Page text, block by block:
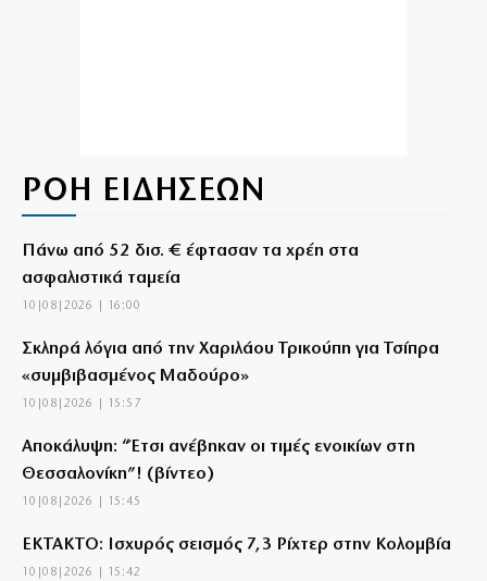
ΡΟΗ ΕΙΔΗΣΕΩΝ
Πάνω από 52 δισ. € έφτασαν τα χρέη στα
ασφαλιστικά ταμεία
10|08|2026 | 16:00
Σκληρά λόγια από την Χαριλάου Τρικούπη για Τσίπρα
«συμβιβασμένος Μαδούρο»
10|08|2026 | 15:57
Αποκάλυψη: “Έτσι ανέβηκαν οι τιμές ενοικίων στη
Θεσσαλονίκη”! (βίντεο)
10|08|2026 | 15:45
ΕΚΤΑΚΤΟ: Ισχυρός σεισμός 7,3 Ρίχτερ στην Κολομβία
10|08|2026 | 15:42